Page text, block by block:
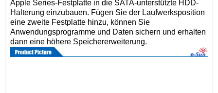
Apple Series-Festplatte in die SATA-unterstützte HDD-
Halterung einzubauen. Fügen Sie der Laufwerksposition
eine zweite Festplatte hinzu, können Sie
Anwendungsprogramme und Daten sichern und erhalten
dann eine höhere Speichererweiterung.